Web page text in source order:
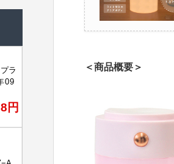
＜商品概要＞